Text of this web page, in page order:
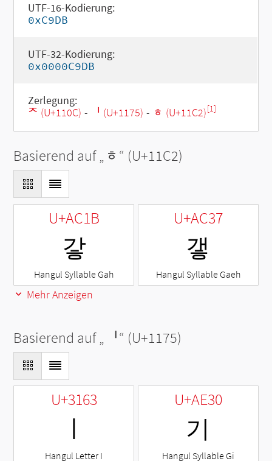
UTF-16-Kodierung:
0xC9DB
UTF-32-Kodierung:
0x0000C9DB
Zerlegung:
ᄌ (U+110C) - ᅵ (U+1175) - ᇂ (U+11C2)[1]
Basierend auf „ ᇂ “ (U+11C2)
U+AC1B
갛
Hangul Syllable Gah
U+AC37
갷
Hangul Syllable Gaeh
Mehr Anzeigen
Basierend auf „ ᅵ“ (U+1175)
U+3163
ㅣ
Hangul Letter I
U+AE30
기
Hangul Syllable Gi